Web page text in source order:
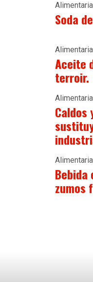
Soda
Aceite
terroir.
Caldos
Bebida
zumos